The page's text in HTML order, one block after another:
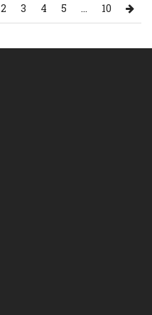
2 3 4 5 ... 10